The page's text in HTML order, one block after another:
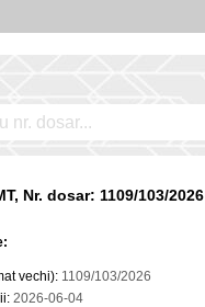
Nr. dosar: 1109/103/2026
vechi): 1109/103/2026
: 2026-06-04